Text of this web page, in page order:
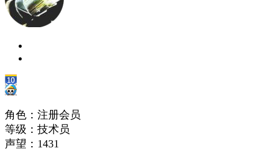
角色：注册会员
等级：技术员
声望： 1431